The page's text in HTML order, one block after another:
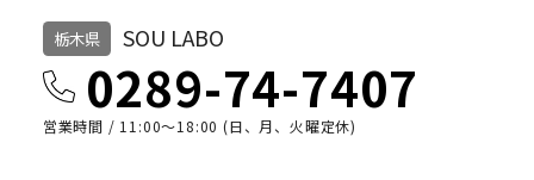
栃木県 SOU LABO
0289-74-7407
営業時間 / 11:00～18:00 (日、月、火曜定休)